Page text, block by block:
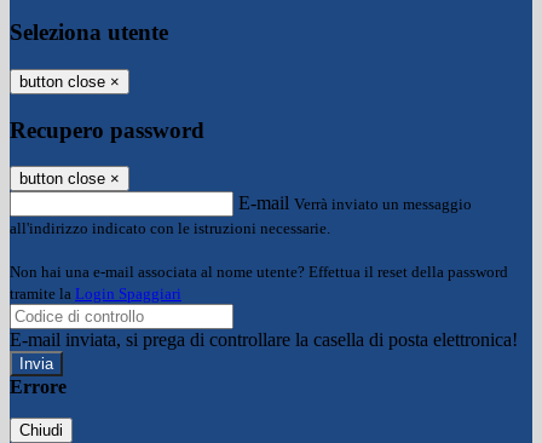
Seleziona utente
button close ×
Recupero password
button close ×
E-mail Verrà inviato un messaggio
all'indirizzo indicato con le istruzioni necessarie.
Non hai una e-mail associata al nome utente? Effettua il reset della password
tramite la Login Spaggiari
E-mail inviata, si prega di controllare la casella di posta elettronica!
Errore
Chiudi